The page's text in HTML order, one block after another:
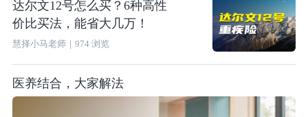
达尔文12号怎么买？6种高性
价比买法，能省大几万！
慧择小马老师｜ 974浏览
医养结合，大家解法